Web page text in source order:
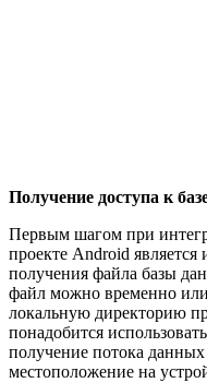
Получение доступа к
Первым шагом при
проекте Android является
получения файла базы
файл можно временно
локальную директорию
понадобится
получение потока
местоположение на